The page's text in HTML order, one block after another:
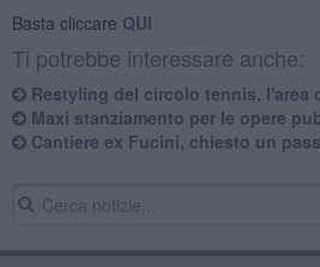
Basta cliccare QUI
Ti potrebbe interessare anche:
Restyling del circolo tennis, l'area
Maxi stanziamento per le opere
Cantiere ex Fucini, chiesto un